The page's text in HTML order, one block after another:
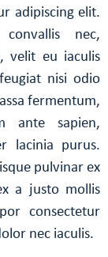
adipiscing elit.
nec,
velit eu iaculis
nisi odio
fermentum,
ante sapien,
lacinia purus.
pulvinar ex
a justo mollis
consectetur
nec iaculis.